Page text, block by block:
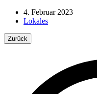
4. Februar 2023
Lokales